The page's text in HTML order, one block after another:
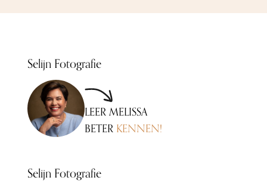
Selijn Fotografie
LEER MELISSA
BETER KENNEN!
Selijn Fotografie